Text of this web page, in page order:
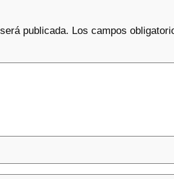
publicada. Los campos